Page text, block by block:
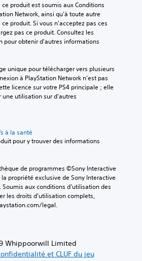
produit est soumis aux Conditions
Network, ainsi qu'à toute autre
produit. Si vous n'acceptez pas ces
pas ce produit. Consultez les
pour obtenir d'autres informations
unique pour télécharger vers plusieurs
à PlayStation Network n'est pas
licence sur votre PS4 principale ; elle
une utilisation sur d'autres
à la santé
de programmes ©Sony Interactive
propriété exclusive de Sony Interactive
Soumis aux conditions d’utilisation des
les droits d’utilisation complets,
legal.
Whippoorwill Limited
et CLUF du jeu